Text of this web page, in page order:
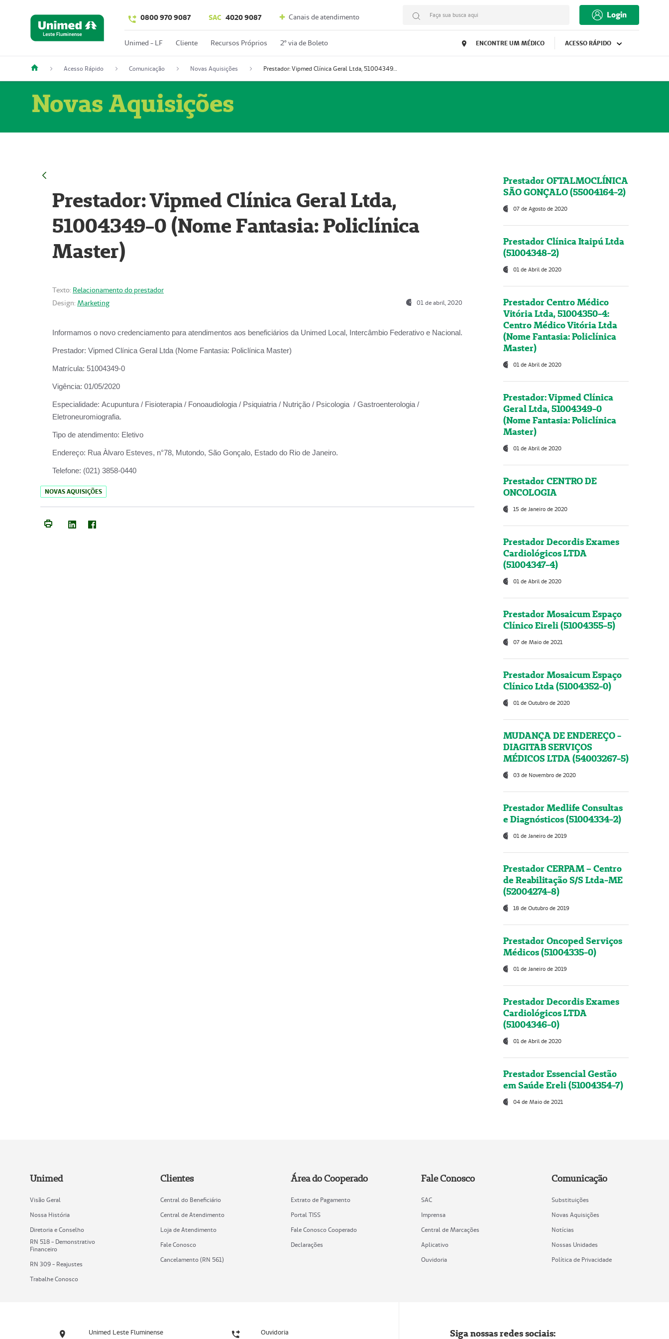
0800 970 9087 SAC 4020 9087 Canais de atendimento Faça sua busca aqui Login
Unimed - LF Cliente Recursos Próprios 2º via de Boleto ENCONTRE UM MÉDICO ACESSO RÁPIDO
Acesso Rápido Comunicação Novas Aquisições Prestador: Vipmed Clínica Geral Ltda, 51004349-0 (Nome Fantasia: Policlínica Master)
Novas Aquisições
Prestador: Vipmed Clínica Geral Ltda,
51004349-0 (Nome Fantasia: Policlínica
Master)
Texto: Relacionamento do prestador
Design: Marketing 01 de abril, 2020
Informamos o novo credenciamento para atendimentos aos beneficiários da Unimed Local, Intercâmbio Federativo e Nacional.
Prestador: Vipmed Clínica Geral Ltda (Nome Fantasia: Policlínica Master)
Matrícula: 51004349-0
Vigência: 01/05/2020
Especialidade: Acupuntura / Fisioterapia / Fonoaudiologia / Psiquiatria / Nutrição / Psicologia / Gastroenterologia /
Eletroneuromiografia.
Tipo de atendimento: Eletivo
Endereço: Rua Àlvaro Esteves, n°78, Mutondo, São Gonçalo, Estado do Rio de Janeiro.
Telefone: (021) 3858-0440
NOVAS AQUISIÇÕES
Prestador OFTALMOCLÍNICA
SÃO GONÇALO (55004164-2)
07 de Agosto de 2020
Prestador Clínica Itaipú Ltda
(51004348-2)
01 de Abril de 2020
Prestador Centro Médico
Vitória Ltda, 51004350-4:
Centro Médico Vitória Ltda
(Nome Fantasia: Policlínica
Master)
01 de Abril de 2020
Prestador: Vipmed Clínica
Geral Ltda, 51004349-0
(Nome Fantasia: Policlínica
Master)
01 de Abril de 2020
Prestador CENTRO DE
ONCOLOGIA
15 de Janeiro de 2020
Prestador Decordis Exames
Cardiológicos LTDA
(51004347-4)
01 de Abril de 2020
Prestador Mosaicum Espaço
Clínico Eireli (51004355-5)
07 de Maio de 2021
Prestador Mosaicum Espaço
Clínico Ltda (51004352-0)
01 de Outubro de 2020
MUDANÇA DE ENDEREÇO -
DIAGITAB SERVIÇOS
MÉDICOS LTDA (54003267-5)
03 de Novembro de 2020
Prestador Medlife Consultas
e Diagnósticos (51004334-2)
01 de Janeiro de 2019
Prestador CERPAM – Centro
de Reabilitação S/S Ltda-ME
(52004274-8)
18 de Outubro de 2019
Prestador Oncoped Serviços
Médicos (51004335-0)
01 de Janeiro de 2019
Prestador Decordis Exames
Cardiológicos LTDA
(51004346-0)
01 de Abril de 2020
Prestador Essencial Gestão
em Saúde Ereli (51004354-7)
04 de Maio de 2021
Unimed
Visão Geral
Nossa História
Diretoria e Conselho
RN 518 - Demonstrativo
Financeiro
RN 309 - Reajustes
Trabalhe Conosco
Clientes
Central do Beneficiário
Central de Atendimento
Loja de Atendimento
Fale Conosco
Cancelamento (RN 561)
Área do Cooperado
Extrato de Pagamento
Portal TISS
Fale Conosco Cooperado
Declarações
Fale Conosco
SAC
Imprensa
Central de Marcações
Aplicativo
Ouvidoria
Comunicação
Substituições
Novas Aquisições
Notícias
Nossas Unidades
Política de Privacidade
Unimed Leste Fluminense Ouvidoria Siga nossas redes sociais: